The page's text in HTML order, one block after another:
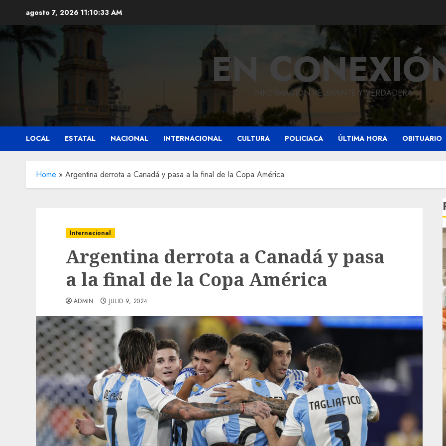
contenido
agosto 7, 2026 11:10:35 AM
ENINFORMACIÓN RELEVANTE Y VERDADERA.
LOCAL ESTATAL NACIONAL INTERNACIONAL CULTURA POLICIACA ÚLTIMA HORA OBITUARIO
Home » Argentina derrota a Canadá y pasa a la final de la Copa América
Internacional
Argentina derrota a Canadá y pasa
a la final de la Copa América
ADMIN JULIO 9, 2024
Local
Obra de pavimentación de San Marcial será
mejorada. Interviene CASF
ADMIN JULIO 27, 2026
Local
Reviven la historia de Fortín, con exposición
de la cronista Minerva Salas.
ADMIN JULIO 31, 2026 0